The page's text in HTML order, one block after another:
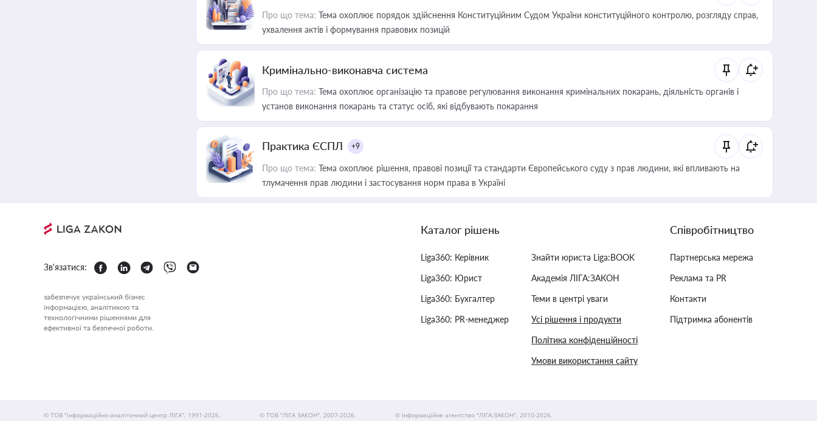
Про що тема: Тема охоплює порядок здійснення Конституційним Судом України конституційного контролю, розгляду справ,
ухвалення актів і формування правових позицій
Кримінально-виконавча система
Про що тема: Тема охоплює організацію та правове регулювання виконання кримінальних покарань, діяльність органів і
установ виконання покарань та статус осіб, які відбувають покарання
Практика ЄСПЛ +9
Про що тема: Тема охоплює рішення, правові позиції та стандарти Європейського суду з прав людини, які впливають на
тлумачення прав людини і застосування норм права в Україні
Зв'язатися:
забезпечує український бізнес
інформацією, аналітикою та
технологічними рішеннями для
ефективної та безпечної роботи.
Каталог рішень
Liga360: Керівник
Liga360: Юрист
Liga360: Бухгалтер
Liga360: PR-менеджер
Знайти юриста Liga:BOOK
Академія ЛІГА:ЗАКОН
Теми в центрі уваги
Усі рішення і продукти
Політика конфіденційності
Умови використання сайту
Співробітництво
Партнерська мережа
Реклама та PR
Контакти
Підтримка абонентів
© ТОВ "інформаційно-аналітичний центр ЛІГА", 1991-2026. © ТОВ "ЛІГА ЗАКОН", 2007-2026. © Інформаційне агентство "ЛІГА:ЗАКОН", 2010-2026.